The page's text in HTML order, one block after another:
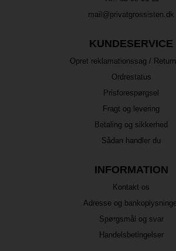
mail@privatgrossisten.dk
KUNDESERVICE
Opret reklamationssag /
Ordrestatus
Prisforespørgsel
Fragt og levering
Betaling og sikkerhed
Sådan handler du
INFORMATION
Kontakt os
Adresse og
Spørgsmål og svar
Handelsbetingelser